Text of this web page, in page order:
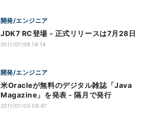
開発/エンジニア
JDK7 RC登場 - 正式リリースは7月28日
2011/07/08 16:14
開発/エンジニア
米Oracleが無料のデジタル雑誌「Java
Magazine」を発表 - 隔月で発行
2011/07/05 09:47